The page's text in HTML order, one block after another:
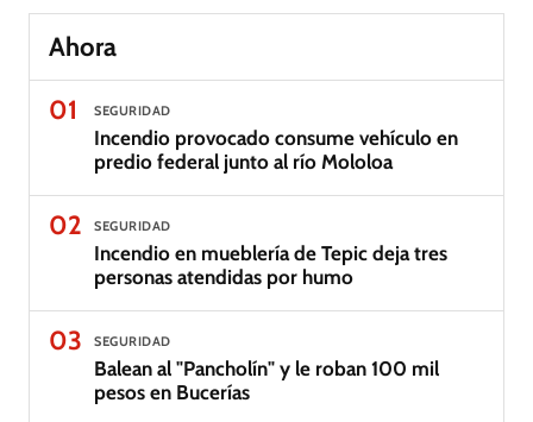
Ahora
01
SEGURIDAD
Incendio provocado consume vehículo en
predio federal junto al río Mololoa
02 SEGURIDAD
Incendio en mueblería de Tepic deja tres
personas atendidas por humo
03 SEGURIDAD
Balean al "Pancholín" y le roban 100 mil
pesos en Bucerías